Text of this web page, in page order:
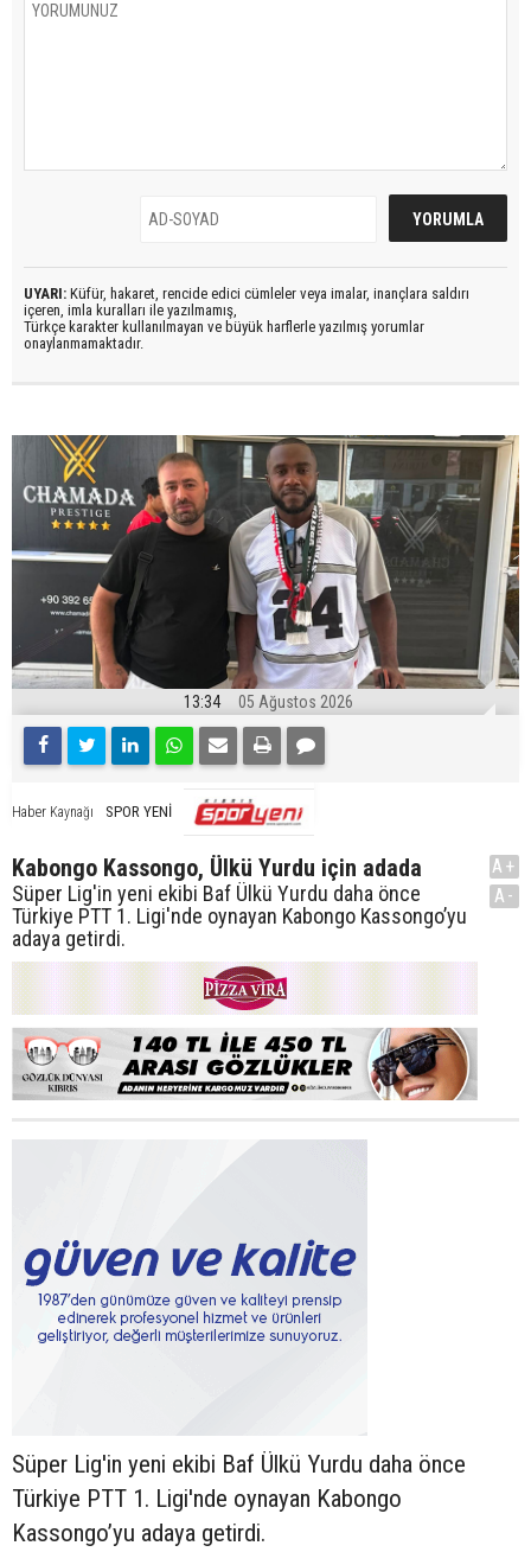
UYARI: Küfür, hakaret, rencide edici cümleler veya imalar, inançlara saldırı
içeren, imla kuralları ile yazılmamış,
Türkçe karakter kullanılmayan ve büyük harflerle yazılmış yorumlar
onaylanmamaktadır.
13:34 05 Ağustos 2026
Haber Kaynağı SPOR YENİ
Kabongo Kassongo, Ülkü Yurdu için adada
Süper Lig'in yeni ekibi Baf Ülkü Yurdu daha önce
Türkiye PTT 1. Ligi'nde oynayan Kabongo Kassongo’yu
adaya getirdi.
A+
A-
Süper Lig'in yeni ekibi Baf Ülkü Yurdu daha önce
Türkiye PTT 1. Ligi'nde oynayan Kabongo
Kassongo’yu adaya getirdi.